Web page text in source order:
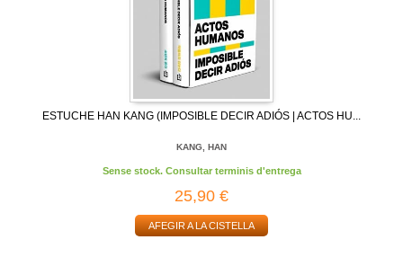
ESTUCHE HAN KANG (IMPOSIBLE DECIR ADIÓS | ACTOS HU...
KANG, HAN
Sense stock. Consultar terminis d'entrega
25,90 €
AFEGIR A LA CISTELLA